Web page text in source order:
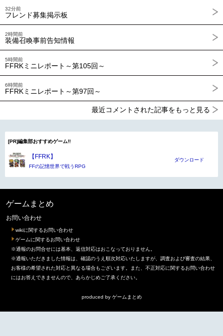
32分前
フレンド募集掲示板
2時間前
装備召喚事前告知情報
5時間前
FFRKミニレポート～第105回～
6時間前
FFRKミニレポート～第97回～
最近コメントされた記事をもっと見る
[PR]編集部おすすめゲーム!!
【FFRK】
FFの記憶世界で戦うRPG
ダウンロード
ゲームまとめ
お問い合わせ
wikiに関するお問い合わせ
ゲームに関するお問い合わせ
※通報のお問合せには基本、返信対応はおこなっておりません。
※通報いただきました情報は、確認のうえ順次対応いたしますが、調査および審査の結果、
お客様の希望された対応と異なる場合もございます。また、不正対応に関するお問い合わせ
にはお答えできませんので、あらかじめご了承ください。
produced by ゲームまとめ